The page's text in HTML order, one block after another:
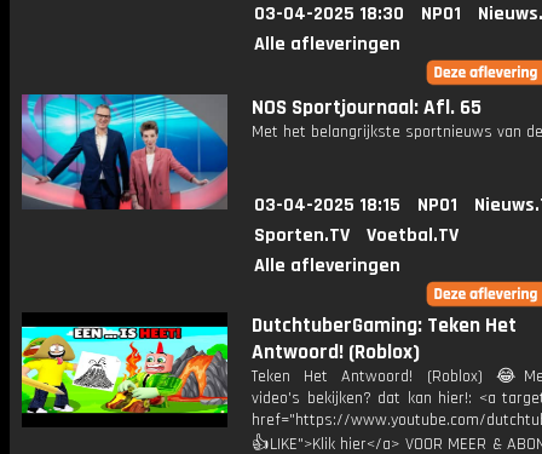
03-04-2025 18:30 NPO1
Alle afleveringen
NOS Sportjournaal: Afl. 65
Met het belangrijkste sportnieuws van
03-04-2025 18:15 NPO1
Sporten.TV
Voetbal.TV
Alle afleveringen
DutchtuberGaming: Teken Het
Antwoord! (Roblox)
Teken Het Antwoord! (Roblox)
video's bekijken? dat kan hier!: <a
href="https://www.youtube.com/
👍LIKE">Klik hier</a> VOOR MEER &